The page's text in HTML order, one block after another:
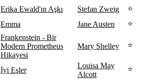
Erika Ewald'ın Aşkı Stefan Zweig
⭐
Emma Jane Austen ⭐
Frankenstein - Bir
Modern Prometheus
Hikayesi
Mary Shelley ⭐
İyi Eşler
Louisa May
Alcott
⭐